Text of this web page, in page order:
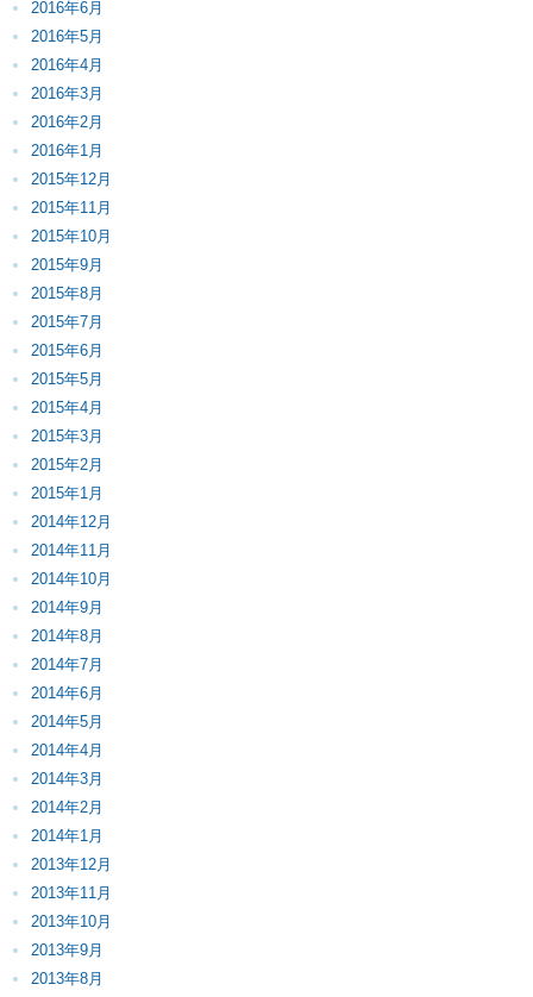
2016年6月
2016年5月
2016年4月
2016年3月
2016年2月
2016年1月
2015年12月
2015年11月
2015年10月
2015年9月
2015年8月
2015年7月
2015年6月
2015年5月
2015年4月
2015年3月
2015年2月
2015年1月
2014年12月
2014年11月
2014年10月
2014年9月
2014年8月
2014年7月
2014年6月
2014年5月
2014年4月
2014年3月
2014年2月
2014年1月
2013年12月
2013年11月
2013年10月
2013年9月
2013年8月